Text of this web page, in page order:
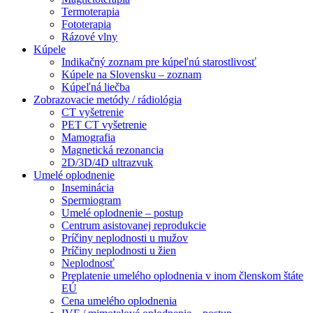
Termoterapia
Fototerapia
Rázové vlny
Kúpele
Indikačný zoznam pre kúpeľnú starostlivosť
Kúpele na Slovensku – zoznam
Kúpeľná liečba
Zobrazovacie metódy / rádiológia
CT vyšetrenie
PET CT vyšetrenie
Mamografia
Magnetická rezonancia
2D/3D/4D ultrazvuk
Umelé oplodnenie
Inseminácia
Spermiogram
Umelé oplodnenie – postup
Centrum asistovanej reprodukcie
Príčiny neplodnosti u mužov
Príčiny neplodnosti u žien
Neplodnosť
Preplatenie umelého oplodnenia v inom členskom štáte
EÚ
Cena umelého oplodnenia